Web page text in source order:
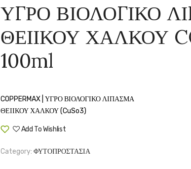
ΥΓΡΟ ΒΙΟΛΟΓΙΚΟ
ΘΕΙΙΚΟΥ ΧΑΛΚΟΥ
100ml
COPPERMAX | ΥΓΡΟ ΒΙΟΛΟΓΙΚΟ ΛΙΠΑΣΜΑ
ΘΕΙΙΚΟΥ ΧΑΛΚΟΥ (CuSo3)
Add To Wishlist
Category: ΦΥΤΟΠΡΟΣΤΑΣΙΑ